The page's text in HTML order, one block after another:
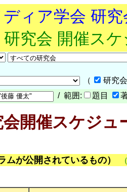
ィア学会 研
研究会 開催ス
（
研究
/ 範囲: 題目
開催スケジュ
ムが公開されているもの）